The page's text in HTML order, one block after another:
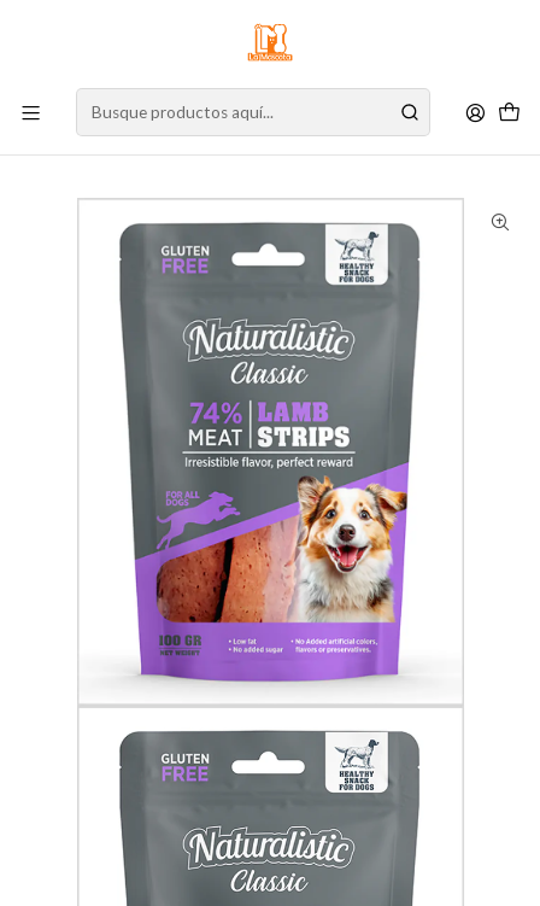
Nuestro stock online es independiente de la tienda física.
Compre por la web para garantizar sus productos y espere nuestra
Inicio Perro Alimento para Perros
Snacks
Naturalistic Classic Lamb Strip 100 g